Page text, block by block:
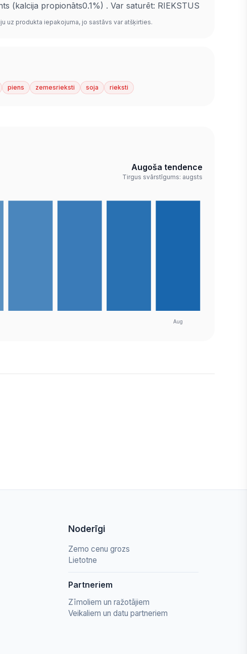
(kalcija propionāts0.1%) . Var saturēt: RIEKSTUS
uz produkta iepakojuma, jo sastāvs var atšķirties.
piens zemesrieksti soja rieksti
Augoša tendence
Tirgus svārstīgums: augsts
Noderīgi
Zemo cenu grozs
Lietotne
Partneriem
Zīmoliem un ražotājiem
Veikaliem un datu partneriem